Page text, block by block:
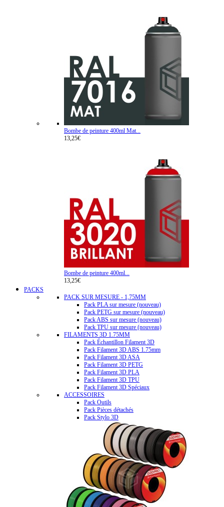
Bombe de peinture 400ml Mat...
13,25€
Bombe de peinture 400ml...
13,25€
PACKS
PACK SUR MESURE - 1,75MM
Pack PLA sur mesure (nouveau)
Pack PETG sur mesure (nouveau)
Pack ABS sur mesure (nouveau)
Pack TPU sur mesure (nouveau)
FILAMENTS 3D 1.75MM
Pack Échantillon Filament 3D
Pack Filament 3D ABS 1.75mm
Pack Filament 3D ASA
Pack Filament 3D PETG
Pack Filament 3D PLA
Pack Filament 3D TPU
Pack Filament 3D Spéciaux
ACCESSOIRES
Pack Outils
Pack Pièces détachés
Pack Stylo 3D